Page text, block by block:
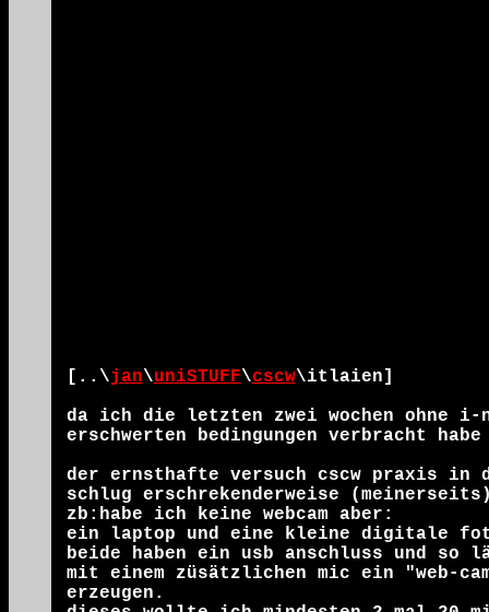
[..\jan\uniSTUFF\cscw\itlaien]
da ich die letzten zwei wochen ohne i-
erschwerten bedingungen verbracht
der ernsthafte versuch cscw praxis in
schlug erschrekenderweise
zb:habe ich keine webcam aber:
ein laptop und eine kleine digitale
beide haben ein usb anschluss und
mit einem züsätzlichen mic ein "web-
erzeugen.